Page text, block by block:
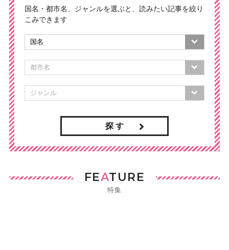
国名・都市名、ジャンルを選ぶと、読みたい記事を絞り
こみできます
探 す
FEATURE
特集